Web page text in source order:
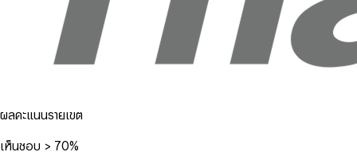
ผลคะแนนรายเขต
เห็นชอบ > 70%